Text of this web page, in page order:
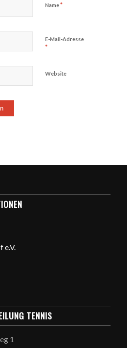
Name*
E-Mail-Adresse
*
Website
e.V.
TENNIS
1